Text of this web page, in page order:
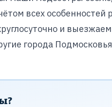
всех особенностей
и
города